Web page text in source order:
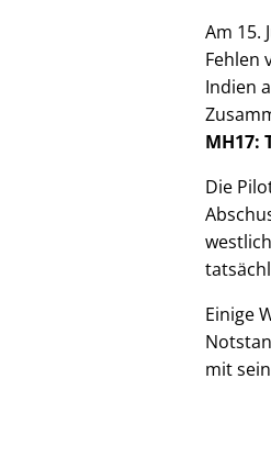
Am 15.
Fehlen
Indien
MH17:
Die
Einige
mit